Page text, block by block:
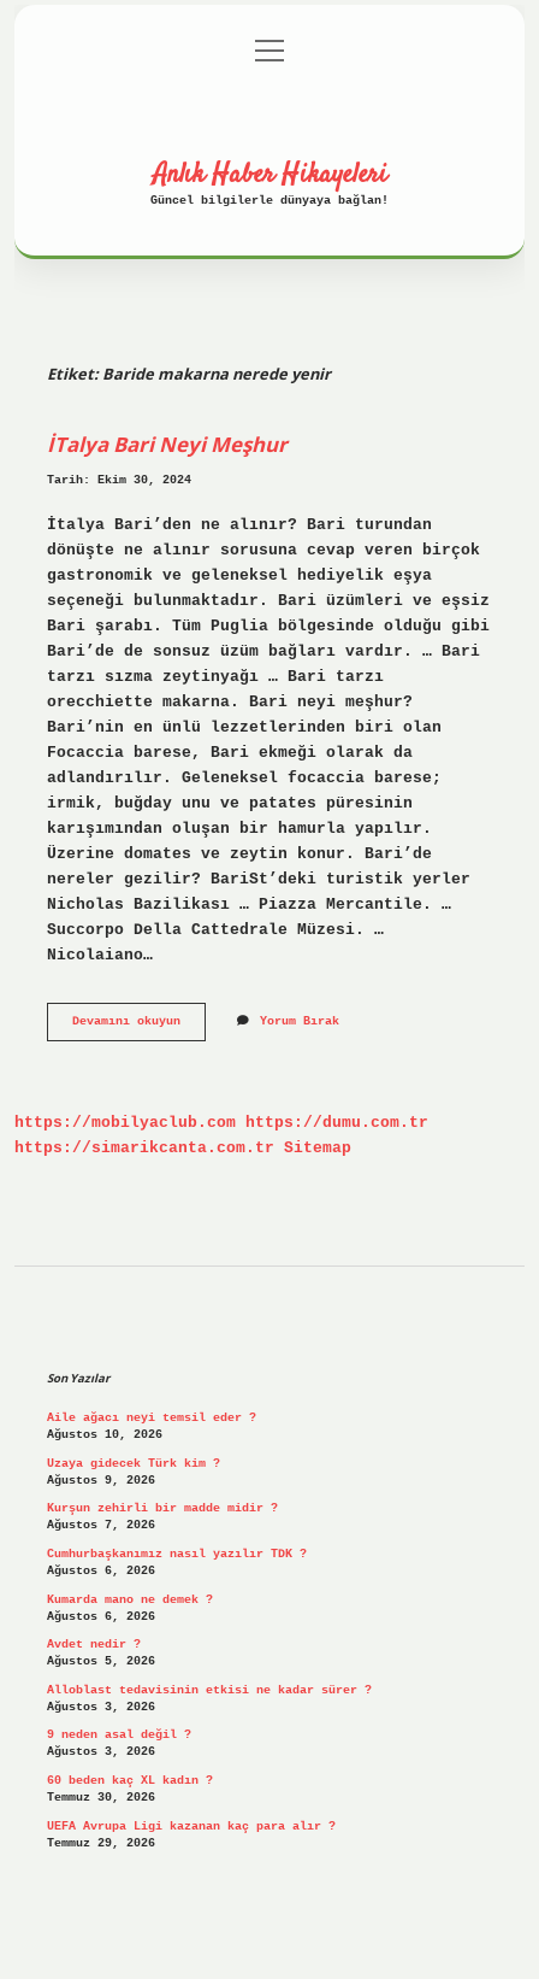
Gizlilik Politikası
menüyü
aç
Anlık Haber Hikayeleri
Güncel bilgilerle dünyaya bağlan!
Etiket:Baride makarna nerede yenir
İTalya Bari Neyi Meşhur
Tarih: Ekim 30, 2024
İtalya Bari’den ne alınır? Bari turundan
dönüşte ne alınır sorusuna cevap veren birçok
gastronomik ve geleneksel hediyelik eşya
seçeneği bulunmaktadır. Bari üzümleri ve eşsiz
Bari şarabı. Tüm Puglia bölgesinde olduğu gibi
Bari’de de sonsuz üzüm bağları vardır. … Bari
tarzı sızma zeytinyağı … Bari tarzı
orecchiette makarna. Bari neyi meşhur?
Bari’nin en ünlü lezzetlerinden biri olan
Focaccia barese, Bari ekmeği olarak da
adlandırılır. Geleneksel focaccia barese;
irmik, buğday unu ve patates püresinin
karışımından oluşan bir hamurla yapılır.
Üzerine domates ve zeytin konur. Bari’de
nereler gezilir? BariSt’deki turistik yerler
Nicholas Bazilikası … Piazza Mercantile. …
Succorpo Della Cattedrale Müzesi. …
Nicolaiano…
Devamını okuyunİTalya
Yorum Bırak
https://mobilyaclub.com https://dumu.com.tr
https://simarikcanta.com.tr Sitemap
Son Yazılar
Aile ağacı neyi temsil eder ?
Ağustos 10, 2026
Uzaya gidecek Türk kim ?
Ağustos 9, 2026
Kurşun zehirli bir madde midir ?
Ağustos 7, 2026
Cumhurbaşkanımız nasıl yazılır TDK ?
Ağustos 6, 2026
Kumarda mano ne demek ?
Ağustos 6, 2026
Avdet nedir ?
Ağustos 5, 2026
Alloblast tedavisinin etkisi ne kadar sürer ?
Ağustos 3, 2026
9 neden asal değil ?
Ağustos 3, 2026
60 beden kaç XL kadın ?
Temmuz 30, 2026
UEFA Avrupa Ligi kazanan kaç para alır ?
Temmuz 29, 2026